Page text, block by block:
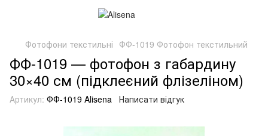
Фотофони текстильні ФФ-1019 Фотофон текстильний
ФФ-1019 — фотофон з габардину
30×40 см (підклеєний флізеліном)
Артикул: ФФ-1019 Alisena Написати відгук